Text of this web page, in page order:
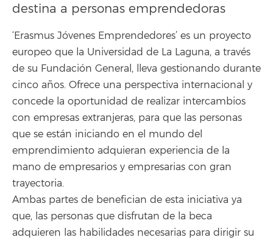
destina a personas emprendedoras
‘Erasmus Jóvenes Emprendedores’ es un proyecto
europeo que la Universidad de La Laguna, a través
de su Fundación General, lleva gestionando durante
cinco años. Ofrece una perspectiva internacional y
concede la oportunidad de realizar intercambios
con empresas extranjeras, para que las personas
que se están iniciando en el mundo del
emprendimiento adquieran experiencia de la
mano de empresarios y empresarias con gran
trayectoria.
Ambas partes de benefician de esta iniciativa ya
que, las personas que disfrutan de la beca
adquieren las habilidades necesarias para dirigir su